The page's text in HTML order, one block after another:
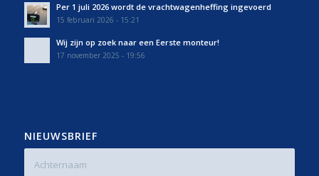
Per 1 juli 2026 wordt de vrachtwagenheffing ingevoerd
15 februari 2026 - 15:21
Wij zijn op zoek naar een Eerste monteur!
17 november 2025 - 19:56
NIEUWSBRIEF